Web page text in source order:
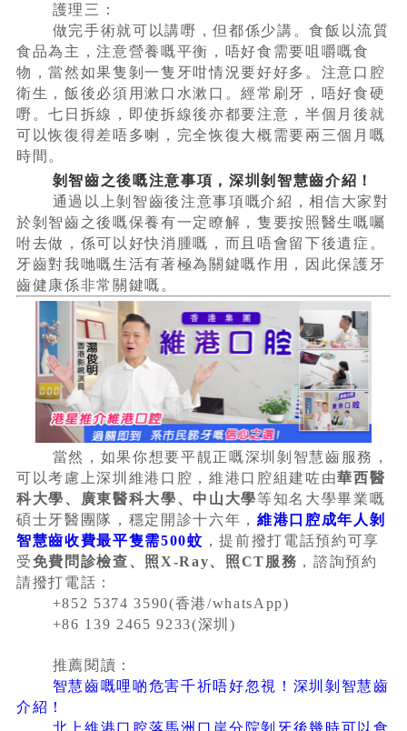
護理三：
做完手術就可以講嘢，但都係少講。食飯以流質
食品為主，注意營養嘅平衡，唔好食需要咀嚼嘅食
物，當然如果隻剝一隻牙咁情況要好好多。注意口腔
衛生，飯後必須用漱口水漱口。經常刷牙，唔好食硬
嘢。七日拆線，即使拆線後亦都要注意，半個月後就
可以恢復得差唔多喇，完全恢復大概需要兩三個月嘅
時間。
剝智齒之後嘅注意事項，深圳剝智慧齒介紹！
通過以上剝智齒後注意事項嘅介紹，相信大家對
於剝智齒之後嘅保養有一定瞭解，隻要按照醫生嘅囑
咐去做，係可以好快消腫嘅，而且唔會留下後遺症。
牙齒對我哋嘅生活有著極為關鍵嘅作用，因此保護牙
齒健康係非常關鍵嘅。
當然，如果你想要平靚正嘅深圳剝智慧齒服務，
可以考慮上深圳維港口腔，維港口腔組建咗由華西醫
科大學、廣東醫科大學、中山大學等知名大學畢業嘅
碩士牙醫團隊，穩定開診十六年， 維港口腔成年人剝
智慧齒收費最平隻需500蚊 ，提前撥打電話預約可享
受免費問診檢查、照X-Ray、照CT服務 ，諮詢預約
請撥打電話：
+852 5374 3590(香港/whatsApp)
+86 139 2465 9233(深圳)
推薦閱讀：
智慧齒嘅哩啲危害千祈唔好忽視！深圳剝智慧齒
介紹！